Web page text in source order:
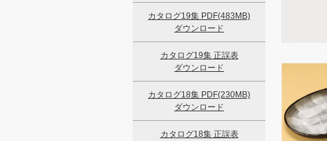
カタログ19集 PDF(483MB)
ダウンロード
カタログ19集 正誤表
ダウンロード
カタログ18集 PDF(230MB)
ダウンロード
カタログ18集 正誤表